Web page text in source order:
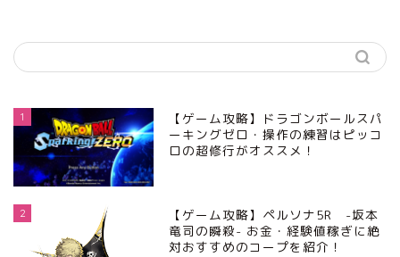
1
【ゲーム攻略】ドラゴンボールスパ
ーキングゼロ・操作の練習はピッコ
ロの超修行がオススメ！
2
【ゲーム攻略】ペルソナ5R -坂本
竜司の瞬殺- お金・経験値稼ぎに絶
対おすすめのコープを紹介！